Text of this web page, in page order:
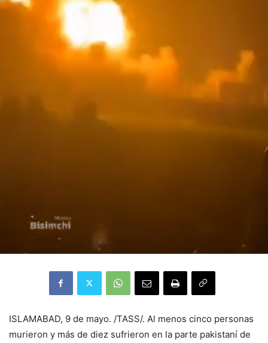
ISLAMABAD, 9 de mayo. /TASS/. Al menos cinco personas
murieron y más de diez sufrieron en la parte pakistaní de